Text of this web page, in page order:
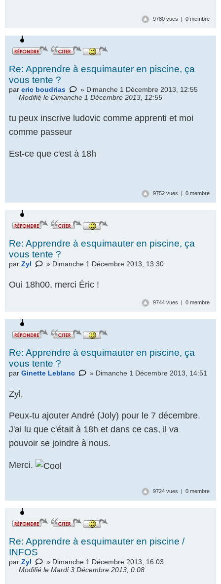
9780 vues | 0 membre
Re: Apprendre à esquimauter en piscine, ça
vous tente ?
par eric boudrias
» Dimanche 1 Décembre 2013, 12:55
Modifié le Dimanche 1 Décembre 2013, 12:55
tu peux inscrive ludovic comme apprenti et moi
comme passeur
Est-ce que c'est à 18h
9752 vues | 0 membre
Re: Apprendre à esquimauter en piscine, ça
vous tente ?
par Zyl » Dimanche 1 Décembre 2013, 13:30
Oui 18h00, merci Éric !
9744 vues | 0 membre
Re: Apprendre à esquimauter en piscine, ça
vous tente ?
par Ginette Leblanc » Dimanche 1 Décembre 2013, 14:51
Zyl,
Peux-tu ajouter André (Joly) pour le 7 décembre.
J'ai lu que c'était à 18h et dans ce cas, il va
pouvoir se joindre à nous.
Merci.
9724 vues | 0 membre
Re: Apprendre à esquimauter en piscine /
INFOS
par Zyl
» Dimanche 1 Décembre 2013, 16:03
Modifié le Mardi 3 Décembre 2013, 0:08